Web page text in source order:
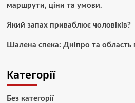
маршрути, ціни та умови.
Який запах приваблює чоловіків?
Шалена спека: Дніпро та область
Категорії
Без категорії